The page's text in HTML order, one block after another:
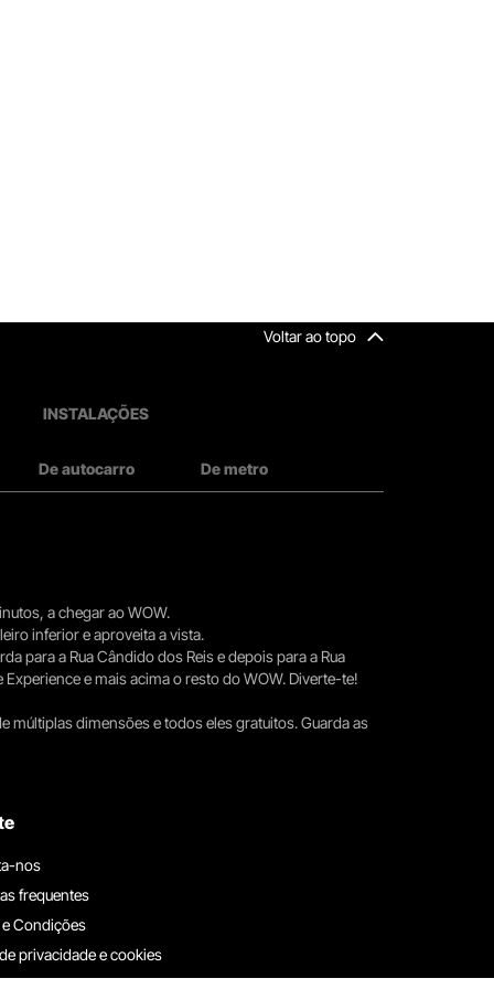
Voltar ao topo
INSTALAÇÕES
De autocarro De metro
a chegar ao WOW.
inferior e aproveita a vista.
para a Rua Cândido dos Reis e depois para a Rua
e mais acima o resto do WOW. Diverte-te!
múltiplas dimensões e todos eles gratuitos. Guarda as
nos
frequentes
Condições
privacidade e cookies
connosco